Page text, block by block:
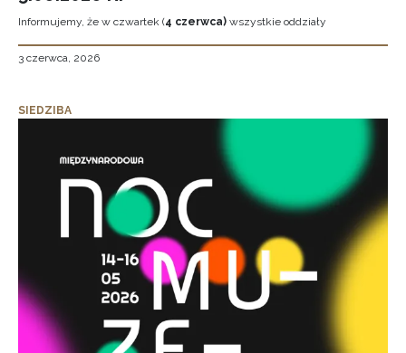
Informujemy, że w czwartek (4 czerwca) wszystkie oddziały
3 czerwca, 2026
SIEDZIBA